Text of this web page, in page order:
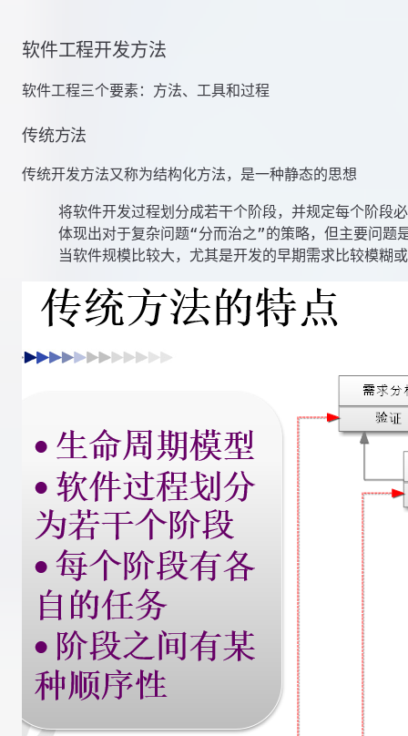
软件工程开发方法
软件工程三个要素：方法、工具和过程
传统方法
传统开发方法又称为结构化方法，是一种静态的思想
将软件开发过程划分成若干个阶段，并规定每个阶段
体现出对于复杂问题“分而治之”的策略，但主要问题